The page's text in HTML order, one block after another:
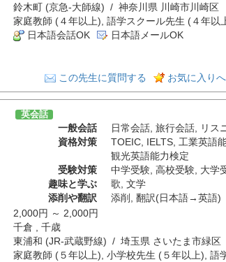
鈴木町 (京急-大師線) / 神奈川県 川崎市川崎区
家庭教師 (４年以上), 語学スクール先生 (４年以
日本語会話OK 日本語メールOK
この先生に質問する お気に入り
英会話
一般会話 日常会話, 旅行会話, リス
資格対策
TOEIC, IELTS, 工業英語
観光英語能力検定
受験対策
中学受験, 高校受験, 大学
趣味と学ぶ
歌 文学
添削や翻訳
添削 翻訳(日本語→英語)
2,000円 ～ 2,000円
千倉 , 千歳
東浦和 (JR-武蔵野線) / 埼玉県 さいたま市緑区
家庭教師 (５年以上), 小学校先生 (５年以上), 語